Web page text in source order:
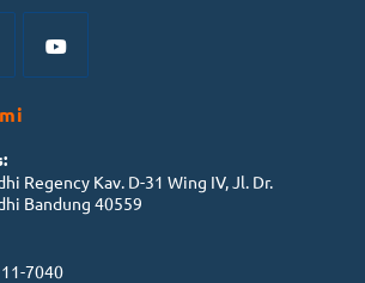
Regency Kav. D-31 Wing IV, Jl. Dr.
Bandung 40559
7040